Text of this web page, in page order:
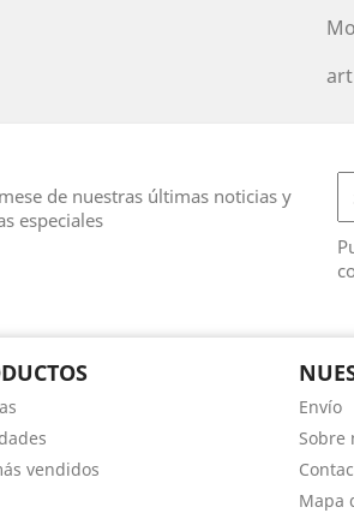
de nuestras últimas noticias y
especiales
vendidos
Envío
Sobre
Mapa